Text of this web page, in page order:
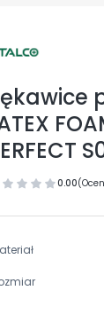
0.00